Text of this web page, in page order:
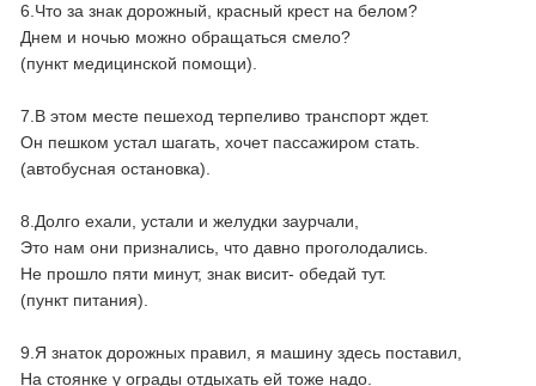
6.Что за знак дорожный, красный крест на белом?
Днем и ночью можно обращаться смело?
(пункт медицинской помощи).
7.В этом месте пешеход терпеливо транспорт ждет.
Он пешком устал шагать, хочет пассажиром стать.
(автобусная остановка).
8.Долго ехали, устали и желудки заурчали,
Это нам они признались, что давно проголодались.
Не прошло пяти минут, знак висит- обедай тут.
(пункт питания).
9.Я знаток дорожных правил, я машину здесь поставил,
На стоянке у ограды отдыхать ей тоже надо.